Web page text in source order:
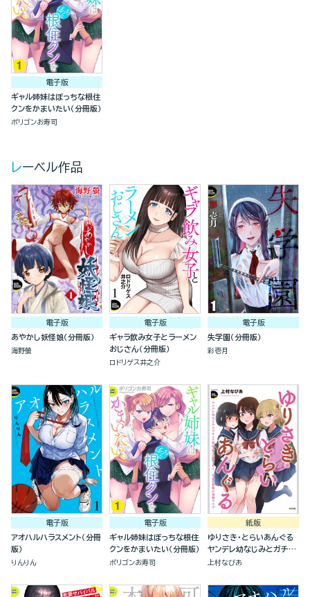
電子版
ギャル姉妹はぼっちな根住
クンをかまいたい（分冊版）
ポリゴンお寿司
レーベル作品
電子版
あやかし妖怪娘（分冊版）
海野螢
電子版
ギャラ飲み女子とラーメン
おじさん（分冊版）
ロドリゲス井之介
電子版
失学園（分冊版）
彩壱月
電子版
アオハルハラスメント（分冊
版）
りんりん
電子版
ギャル姉妹はぼっちな根住
クンをかまいたい（分冊版）
ポリゴンお寿司
紙版
ゆりさき・とらいあんぐる
ヤンデレ幼なじみとガチユ
リ留学生に求愛されて、百
上村なびあ